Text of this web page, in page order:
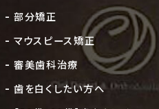
部分矯正
マウスピース矯正
審美歯科治療
歯を白くしたい方へ